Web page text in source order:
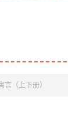
言（上下册）